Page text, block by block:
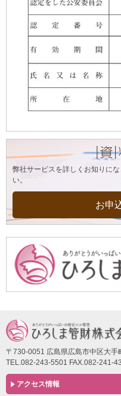
弊社サービスを詳しくお知りに
い。
お申
〒730-0051 広島県広島市中区大手
TEL.082-243-5501 FAX.082-241-
アクセス情報